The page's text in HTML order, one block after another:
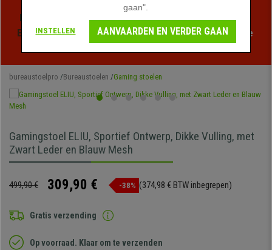
Profiteer van de Zomeruitverkoop bij bureaustoelpro!
Exclusieve kortingen voor een beperkte tijd - Bekijk de
bureaustoelpro Bureaustoelen Gaming stoelen
Gamingstoel ELIU, Sportief Ontwerp, Dikke Vulling, met
Zwart Leder en Blauw Mesh
499,90 € 309,90 € -38% (374,98 € BTW inbegrepen)
Gratis verzending
Op voorraad. Klaar om te verzenden
gaan".
INSTELLEN AANVAARDEN EN VERDER GAAN